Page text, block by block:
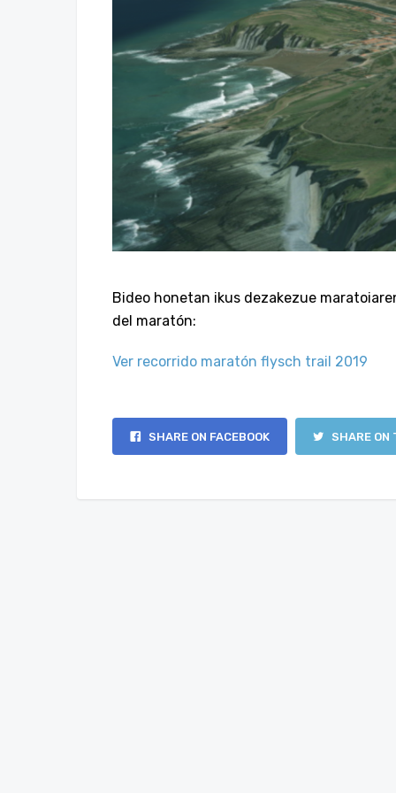
Bideo honetan ikus dezakezue
del maratón:
Ver recorrido maratón flysch trail 2019
SHARE ON FACEBOOK SHARE ON